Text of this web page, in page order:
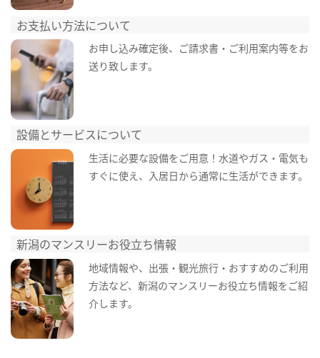
お支払い方法について
お申し込み確定後、ご請求書・ご利用案内等をお
送り致します。
設備とサービスについて
生活に必要な設備をご用意！水道やガス・電気も
すぐに使え、入居日から通常に生活ができます。
新潟のマンスリーお役立ち情報
地域情報や、出張・観光旅行・おすすめのご利用
方法など、新潟のマンスリーお役立ち情報をご紹
介します。